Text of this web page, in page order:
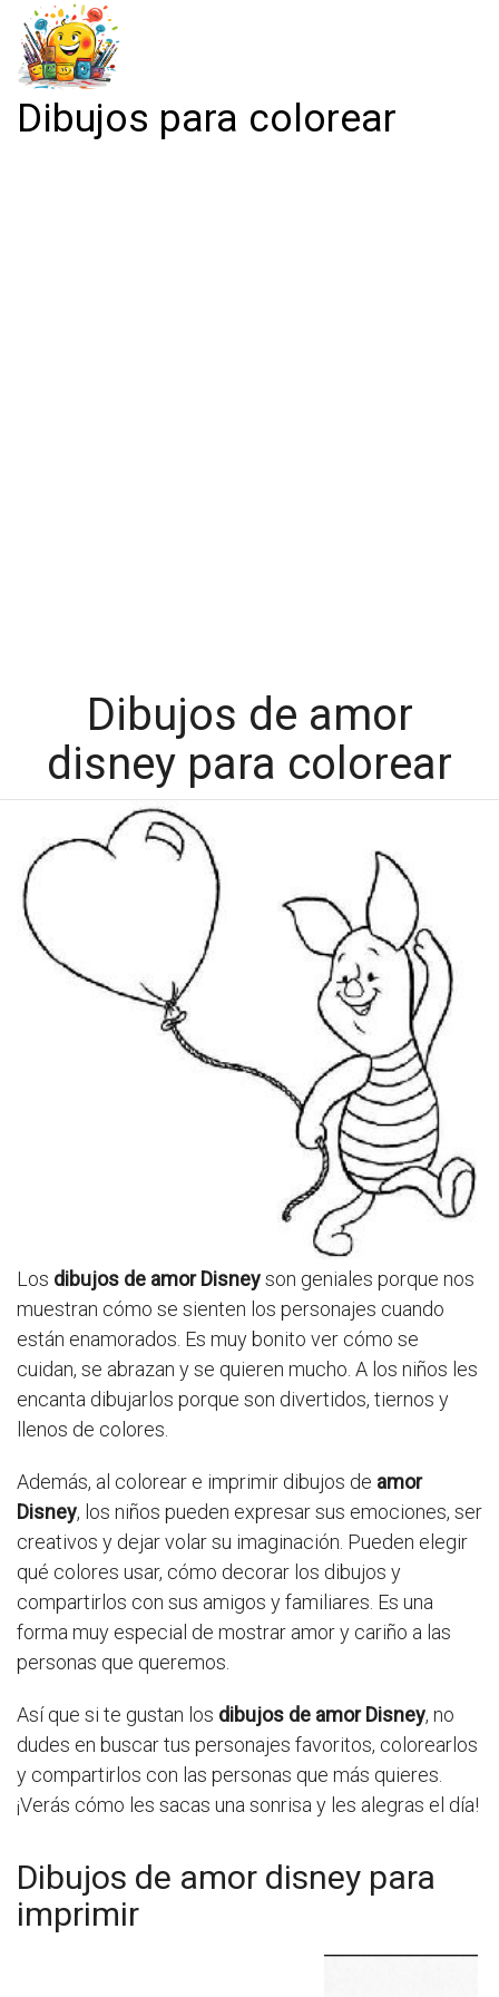
Dibujos para colorear
Dibujos de amor
disney para colorear
Los dibujos de amor Disneyson geniales porque nos
muestran cómo se sienten los personajes cuando
están enamorados. Es muy bonito ver cómo se
cuidan, se abrazan y se quieren mucho. A los niños les
encanta dibujarlos porque son divertidos, tiernos y
llenos de colores.
Además, al colorear e imprimir dibujos de amor
Disney, los niños pueden expresar sus emociones, ser
creativos y dejar volar su imaginación. Pueden elegir
qué colores usar, cómo decorar los dibujos y
compartirlos con sus amigos y familiares. Es una
forma muy especial de mostrar amor y cariño a las
personas que queremos.
Así que si te gustan los dibujos de amor Disney, no
dudes en buscar tus personajes favoritos, colorearlos
y compartirlos con las personas que más quieres.
¡Verás cómo les sacas una sonrisa y les alegras el día!
Dibujos de amor disney para
imprimir